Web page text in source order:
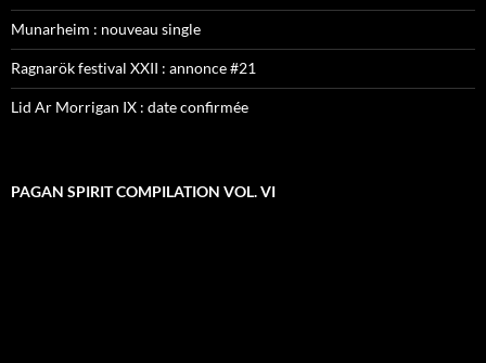
Munarheim : nouveau single
Ragnarök festival XXII : annonce #21
Lid Ar Morrigan IX : date confirmée
PAGAN SPIRIT COMPILATION VOL. VI